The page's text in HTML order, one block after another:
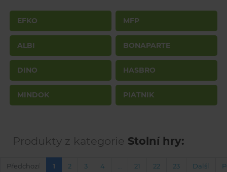
EFKO MFP
ALBI BONAPARTE
DINO HASBRO
MINDOK PIATNIK
Produkty z kategorie Stolní hry:
Předchozí 1 2 3 4 21 22 23 Další